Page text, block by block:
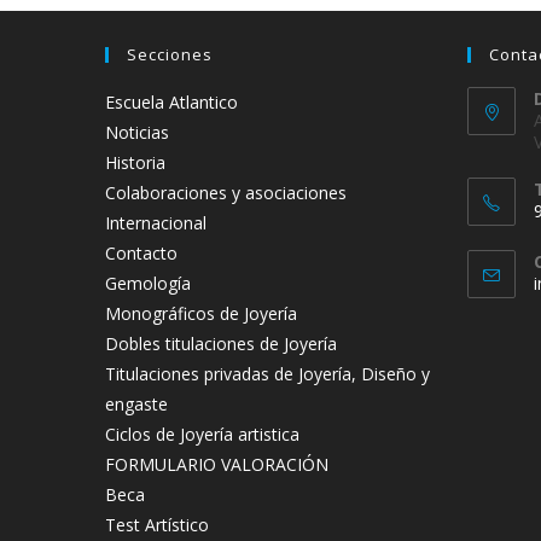
Secciones
Escuela Atlantico
Noticias
Historia
Colaboraciones y asociaciones
Internacional
Contacto
Gemología
Monográficos de Joyería
Dobles titulaciones de Joyería
Titulaciones privadas de Joyería, Diseño y
engaste
Ciclos de Joyería artistica
FORMULARIO VALORACIÓN
Beca
Test Artístico